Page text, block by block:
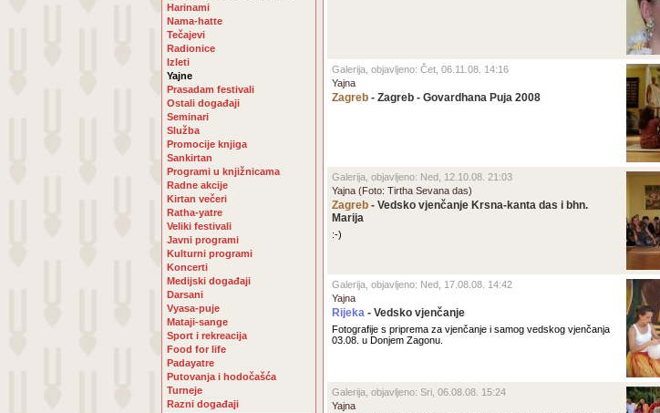
Harinami
Nama-hatte
Tečajevi
Radionice
Izleti
Yajne
Prasadam festivali
Ostali događaji
Seminari
Služba
Promocije knjiga
Sankirtan
Programi u knjižnicama
Radne akcije
Kirtan večeri
Ratha-yatre
Veliki festivali
Javni programi
Kulturni programi
Koncerti
Medijski događaji
Darsani
Vyasa-puje
Mataji-sange
Sport i rekreacija
Food for life
Padayatre
Putovanja i hodočašća
Turneje
Razni događaji
Galerija, objavljeno: Čet, 06.11.08. 14:16
Yajna
Zagreb - Zagreb - Govardhana Puja 2008
Galerija, objavljeno: Ned, 12.10.08. 21:03
Yajna (Foto: Tirtha Sevana das)
Zagreb - Vedsko vjenčanje Krsna-kanta das i bhn.
Marija
:-)
Galerija, objavljeno: Ned, 17.08.08. 14:42
Yajna
Rijeka - Vedsko vjenčanje
Fotografije s priprema za vjenčanje i samog vedskog vjenčanja
03.08. u Donjem Zagonu.
Galerija, objavljeno: Sri, 06.08.08. 15:24
Yajna